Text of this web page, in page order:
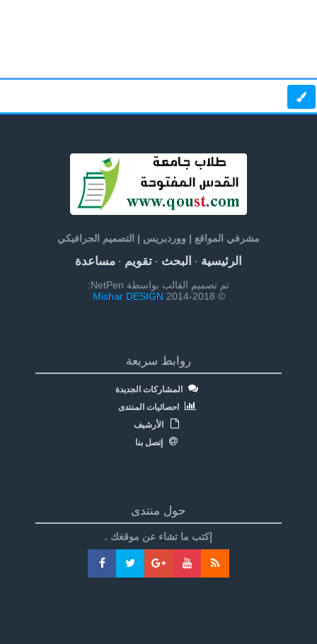
مشرفي المواقع | ووردبريس | التصميم الجرافيكي
الرئيسية· البحث· تقويم· مساعدة
تم تصميم القالب بواسطة NetPen:
© 2014-2018
Mishar DESIGN
روابط سريعة
المشاركات الجديدة
احصائيات المنتدى
الأرشيف
إتصل بنا
حول منتدى
إكتب ما تشاء عن موقغك .